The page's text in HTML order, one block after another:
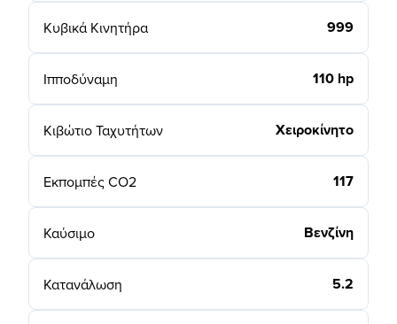
Κυβικά Κινητήρα 999
Ιπποδύναμη 110 hp
Κιβώτιο Ταχυτήτων Χειροκίνητο
Εκπομπές CO2 117
Καύσιμο Βενζίνη
Κατανάλωση 5.2